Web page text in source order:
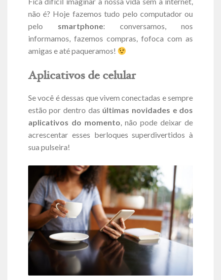
não é? Hoje fazemos tudo pelo computador ou
pelo smartphone: conversamos, nos
informamos, fazemos compras, fofoca com as
amigas e até paqueramos!
Aplicativos de celular
Se você é dessas que vivem conectadas e sempre
estão por dentro das últimas novidades e dos
aplicativos do momento , não pode deixar de
acrescentar esses berloques superdivertidos à
sua pulseira!